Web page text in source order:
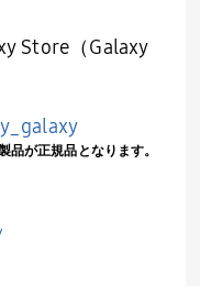
Store （Galaxy
品が正規品となります。